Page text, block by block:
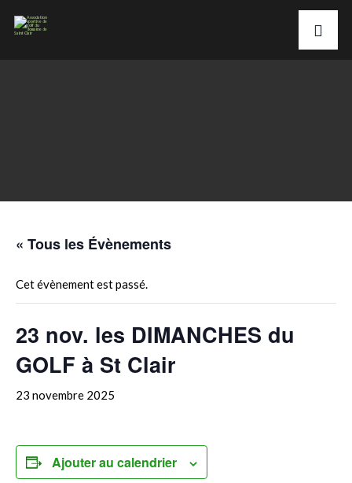
« Tous les Évènements
Cet évènement est passé.
23 nov. les DIMANCHES du
GOLF à St Clair
23 novembre 2025
Ajouter au calendrier